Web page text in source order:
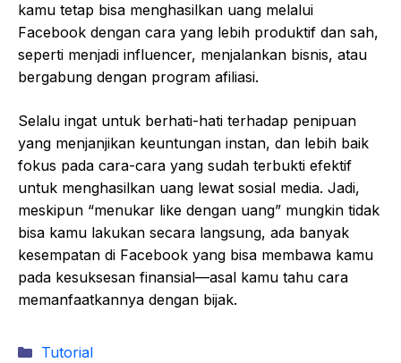
kamu tetap bisa menghasilkan uang melalui
Facebook dengan cara yang lebih produktif dan sah,
seperti menjadi influencer, menjalankan bisnis, atau
bergabung dengan program afiliasi.
Selalu ingat untuk berhati-hati terhadap penipuan
yang menjanjikan keuntungan instan, dan lebih baik
fokus pada cara-cara yang sudah terbukti efektif
untuk menghasilkan uang lewat sosial media. Jadi,
meskipun “menukar like dengan uang” mungkin tidak
bisa kamu lakukan secara langsung, ada banyak
kesempatan di Facebook yang bisa membawa kamu
pada kesuksesan finansial—asal kamu tahu cara
memanfaatkannya dengan bijak.
Kategori
Tutorial